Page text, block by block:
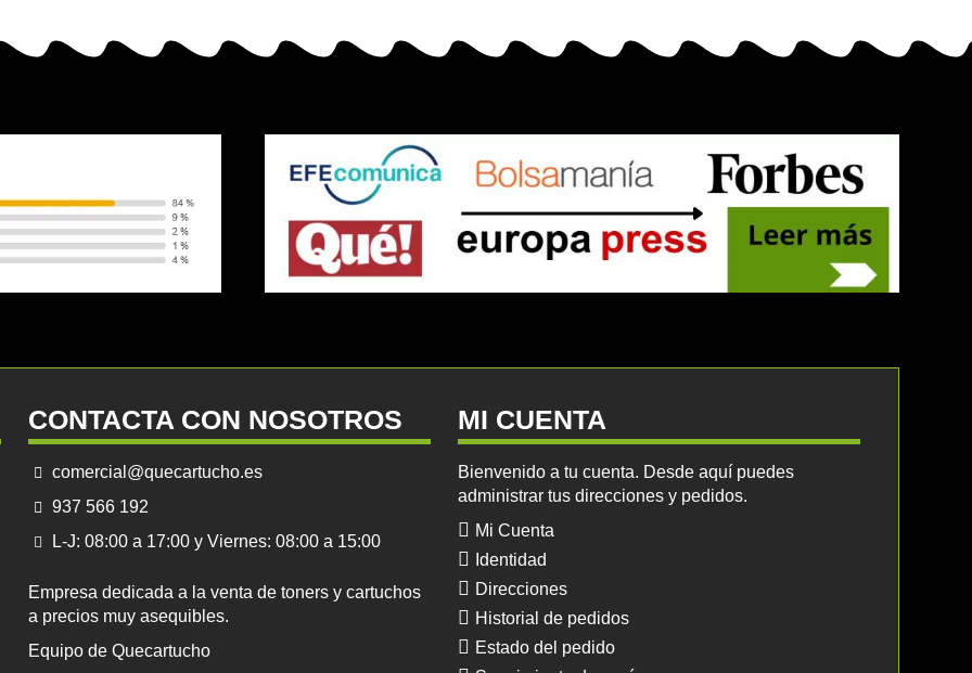
CONTACTA CON NOSOTROS
comercial@quecartucho.es
937 566 192
L-J: 08:00 a 17:00 y Viernes: 08:00 a 15:00
Empresa dedicada a la venta de toners y cartuchos
a precios muy asequibles.
Equipo de Quecartucho
MI CUENTA
Bienvenido a tu cuenta. Desde aquí puedes
administrar tus direcciones y pedidos.
Mi Cuenta
Identidad
Direcciones
Historial de pedidos
Estado del pedido